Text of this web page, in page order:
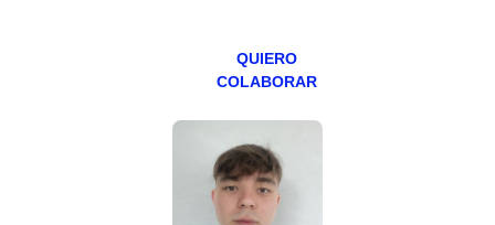
QUIERO
COLABORAR